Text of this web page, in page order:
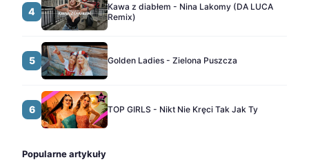
4
Kawa z diabłem - Nina Lakomy (DA LUCA
Remix)
5 Golden Ladies - Zielona Puszcza
6 TOP GIRLS - Nikt Nie Kręci Tak Jak Ty
Popularne artykuły